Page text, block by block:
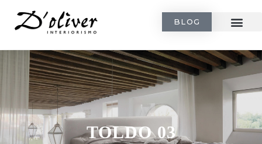
BLOG
TOLDO 03